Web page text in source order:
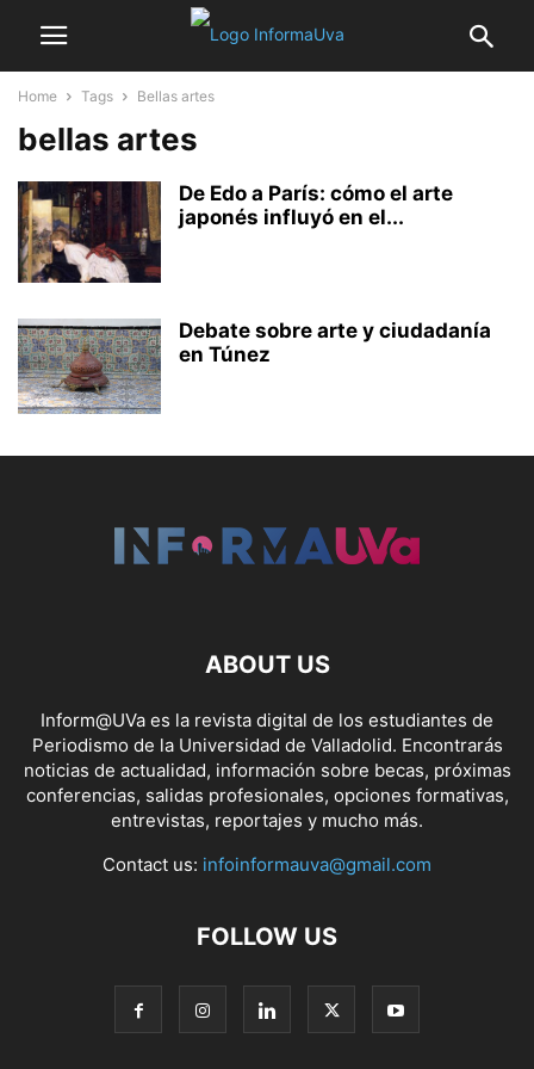
Home Tags Bellas artes
bellas artes
De Edo a París: cómo el arte
japonés influyó en el...
Debate sobre arte y ciudadanía
en Túnez
ABOUT US
Inform@UVa es la revista digital de los estudiantes de
Periodismo de la Universidad de Valladolid. Encontrarás
noticias de actualidad, información sobre becas, próximas
conferencias, salidas profesionales, opciones formativas,
entrevistas, reportajes y mucho más.
Contact us: infoinformauva@gmail.com
FOLLOW US